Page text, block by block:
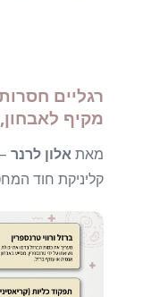
רגליים
מקיף
מאתאלון לרנר
קליניקת חוד